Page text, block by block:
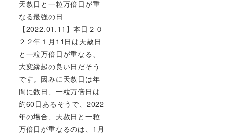
天赦日と一粒万倍日が重
なる最強の日
【2022.01.11】本日２０
２２年１月11日は天赦日
と一粒万倍日が重なる、
大変縁起の良い日だそう
です。因みに天赦日は年
間に数日、一粒万倍日は
約60日あるそうで、2022
年の場合、天赦日と一粒
万倍日が重なるのは、1月